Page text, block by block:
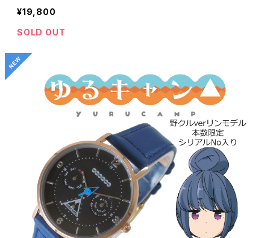
¥19,800
SOLD OUT